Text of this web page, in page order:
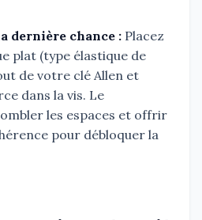
dernière chance : Placez
plat (type élastique de
de votre clé Allen et
dans la vis. Le
les espaces et offrir
pour débloquer la